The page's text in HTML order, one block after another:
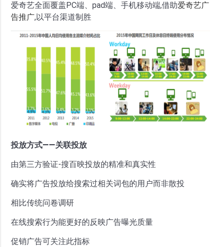
爱奇艺全面覆盖PC端、pad端、手机移动端,借助爱奇艺广
告推广,以平台渠道制胜
投放方式——关联投放
由第三方验证-搜百映投放的精准和真实性
确实将广告投放给搜索过相关词包的用户而非散投
相比传统问卷调研
在线搜索行为能更好的反映广告曝光质量
促销广告可关注此指标